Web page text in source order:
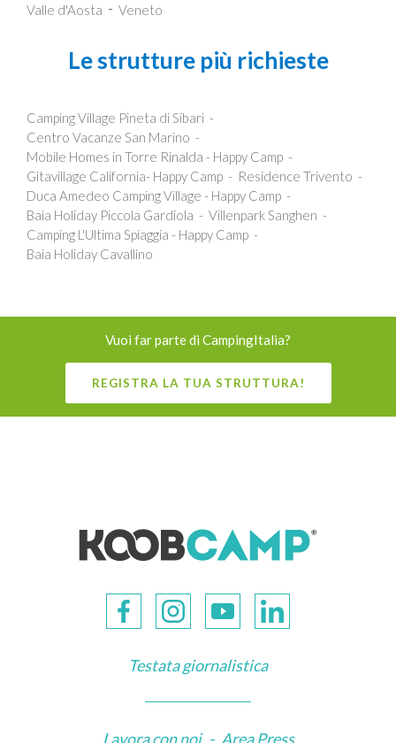
Valle d'Aosta
Veneto
Le strutture più richieste
Camping Village Pineta di Sibari
Centro Vacanze San Marino
Mobile Homes in Torre Rinalda - Happy Camp
Gitavillage California- Happy Camp
Residence Trivento
Duca Amedeo Camping Village - Happy Camp
Baia Holiday Piccola Gardiola
Villenpark Sanghen
Camping L'Ultima Spiaggia - Happy Camp
Baia Holiday Cavallino
Vuoi far parte di CampingItalia?
REGISTRA LA TUA STRUTTURA!
Testata giornalistica
Lavora con noi - Area Press